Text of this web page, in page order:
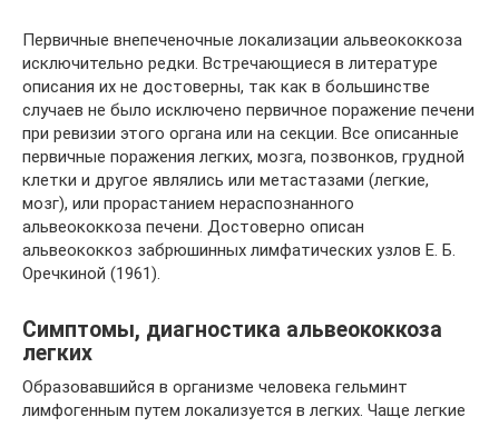
Первичные внепеченочные локализации альвеококкоза
исключительно редки. Встречающиеся в литературе
описания их не достоверны, так как в большинстве
случаев не было исключено первичное поражение печени
при ревизии этого органа или на секции. Все описанные
первичные поражения легких, мозга, позвонков, грудной
клетки и другое являлись или метастазами (легкие,
мозг), или прорастанием нераспознанного
альвеококкоза печени. Достоверно описан
альвеококкоз забрюшинных лимфатических узлов Е. Б.
Оречкиной (1961).
Симптомы, диагностика альвеококкоза
легких
Образовавшийся в организме человека гельминт
лимфогенным путем локализуется в легких. Чаще легкие